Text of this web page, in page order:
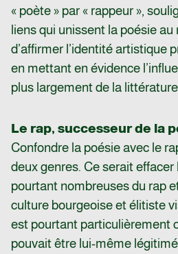
« poète » par « rappeur »,
liens qui unissent la poésie au
d’affirmer l’identité artistique
en mettant en évidence
plus largement de la
Le rap, successeur de la
Confondre la poésie avec le
deux genres. Ce serait
pourtant nombreuses du rap
culture bourgeoise et élitiste
est pourtant particulièrement
pouvait être lui-même